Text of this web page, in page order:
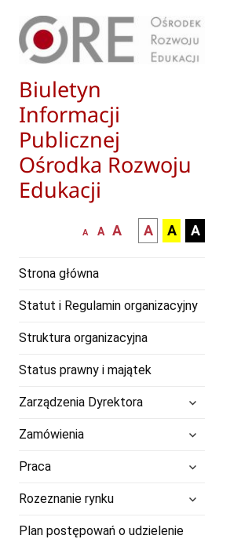
Biuletyn
Informacji
Publicznej
Ośrodka Rozwoju
Edukacji
mniejsza
A
normalna
A
większa-
czcionka
A
kontrast
czarny
białym
A
kontrast
czarny
zółtym
A
kontrast
żółty
A
Strona główna
Statut i Regulamin organizacyjny
Struktura organizacyjna
Status prawny i majątek
Zarządzenia Dyrektora
rozwiń
menu
Zamówienia
Praca
Rozeznanie rynkurozwiń
menu
potomne
Plan postępowań o udzielenie